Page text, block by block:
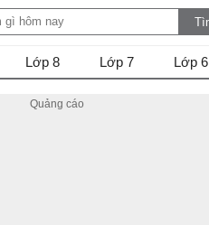
Lớp 8 Lớp 7 Lớp 6